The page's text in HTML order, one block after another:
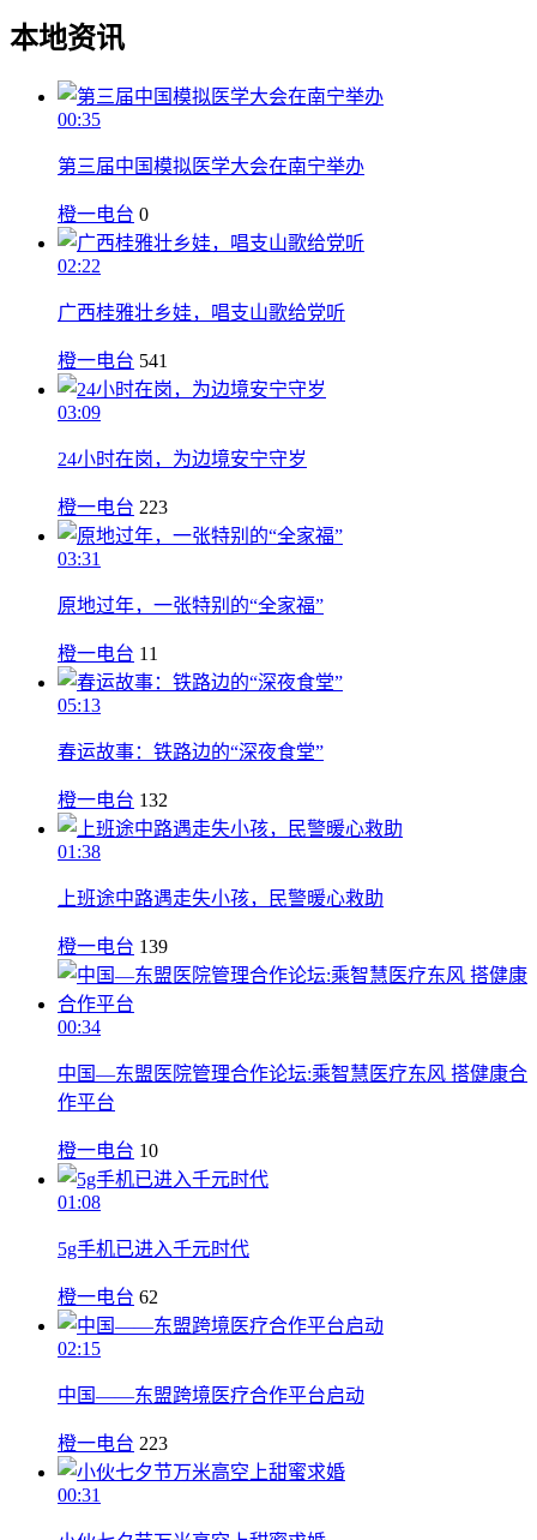
本地资讯
00:35
第三届中国模拟医学大会在南宁举办
橙一电台 0
02:22
广西桂雅壮乡娃，唱支山歌给党听
橙一电台 541
03:09
24小时在岗，为边境安宁守岁
橙一电台 223
03:31
原地过年，一张特别的“全家福”
橙一电台 11
05:13
春运故事：铁路边的“深夜食堂”
橙一电台 132
01:38
上班途中路遇走失小孩，民警暖心救助
橙一电台 139
00:34
中国—东盟医院管理合作论坛:乘智慧医疗东风 搭健康合
作平台
橙一电台 10
01:08
5g手机已进入千元时代
橙一电台 62
02:15
中国——东盟跨境医疗合作平台启动
橙一电台 223
00:31